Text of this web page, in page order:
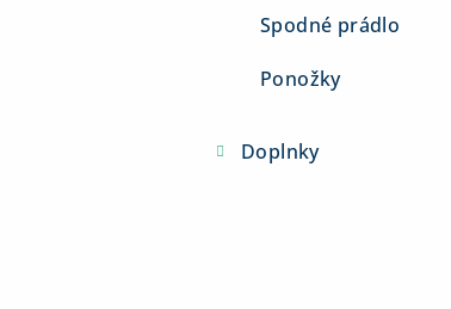
Spodné prádlo
Ponožky
Doplnky